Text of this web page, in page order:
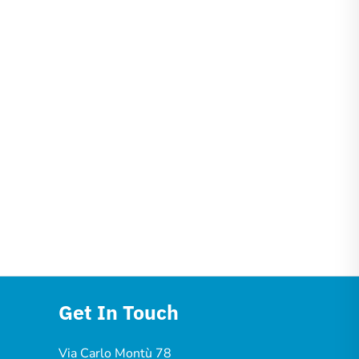
Get In Touch
Via Carlo Montù 78